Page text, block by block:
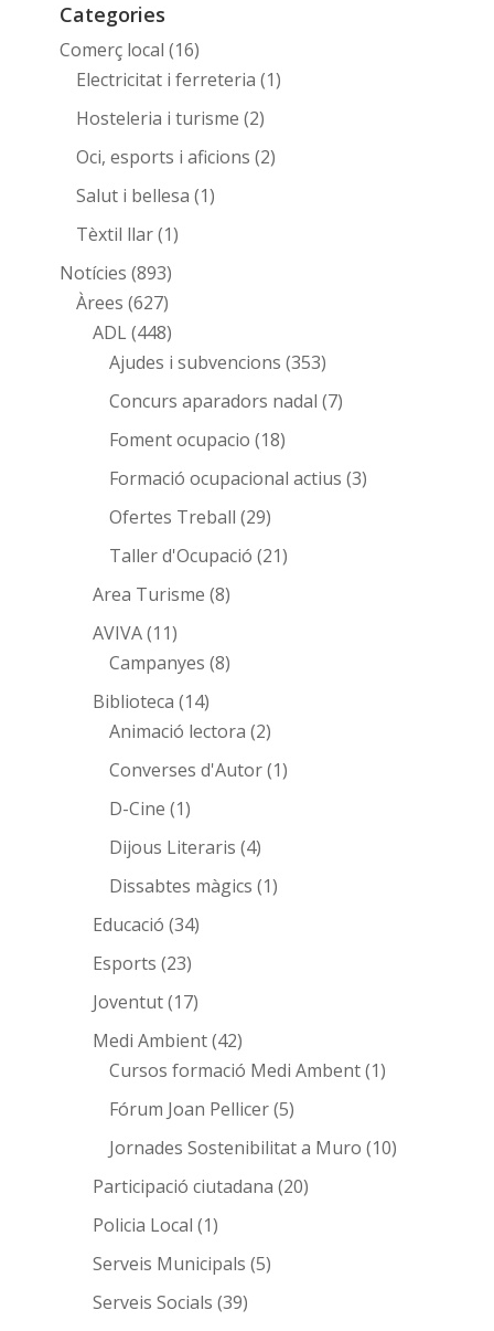
Categories
Comerç local (16)
Electricitat i ferreteria (1)
Hosteleria i turisme (2)
Oci, esports i aficions (2)
Salut i bellesa (1)
Tèxtil llar(1)
Notícies (893)
Àrees (627)
ADL(448)
Ajudes i subvencions (353)
Concurs aparadors nadal (7)
Foment ocupacio (18)
Formació ocupacional actius (3)
Ofertes Treball (29)
Taller d'Ocupació (21)
Area Turisme (8)
AVIVA(11)
Campanyes (8)
Biblioteca (14)
Animació lectora (2)
Converses d'Autor(1)
D-Cine (1)
Dijous Literaris (4)
Dissabtes màgics (1)
Educació (34)
Esports (23)
Joventut(17)
Medi Ambient(42)
Cursos formació Medi Ambent(1)
Fórum Joan Pellicer(5)
Jornades Sostenibilitat a Muro (10)
Participació ciutadana (20)
Policia Local (1)
Serveis Municipals (5)
Serveis Socials (39)